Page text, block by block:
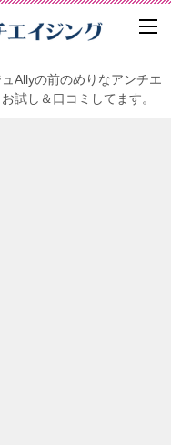
Allyの前のめりなアンチエ
試し＆口コミしてます。